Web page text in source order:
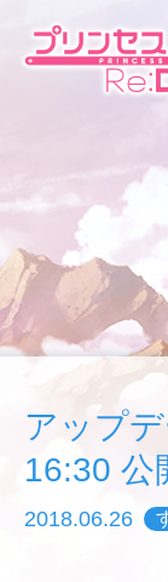
アップ
16:30 公
2018.06.26